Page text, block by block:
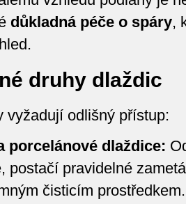
důkladná péče o spáry,
druhy dlaždic
vyžadují odlišný přístup:
porcelánové dlaždice:
postačí pravidelné
čisticím prostředkem.